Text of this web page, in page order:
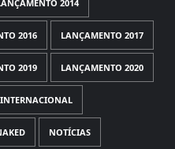
2014
2016 LANÇAMENTO 2017
2019 LANÇAMENTO 2020
NOTÍCIAS